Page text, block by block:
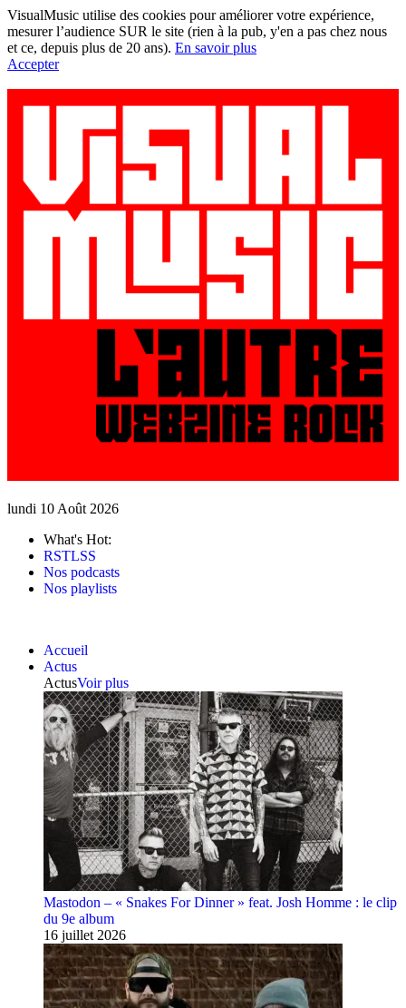
VisualMusic utilise des cookies pour améliorer votre expérience,
mesurer l’audience SUR le site (rien à la pub, y'en a pas chez nous
et ce, depuis plus de 20 ans). En savoir plus
Accepter
lundi 10 Août 2026
What's Hot:
RSTLSS
Nos podcasts
Nos playlists
Accueil
Actus
ActusVoir plus
Mastodon – « Snakes For Dinner » feat. Josh Homme : le clip
du 9e album
16 juillet 2026